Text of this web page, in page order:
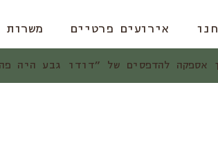
אירועים פרטיים משרות
להדפסים של ״דודו גבע היה פה״ בין 15-30